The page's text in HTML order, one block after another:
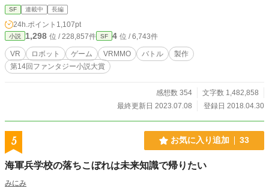
た。近況ボードに招待コード貼っておきます
SF 連載中 長編
24h.ポイント 1,107pt
小説 1,298 位 / 228,857件 SF 4 位 / 6,743件
VR ロボット ゲーム VRMMO バトル
製作
第14回ファンタジー小説大賞
感想数 354
文字数 1,482,858
最終更新日 2023.07.08
登録日 2018.04.30
5 お気に入り追加 33
海軍兵学校の落ちこぼれは未来知識で帰りたい
みにみ